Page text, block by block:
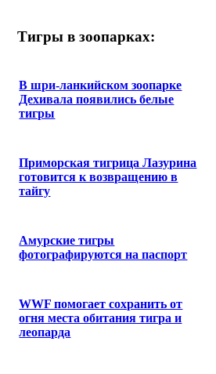
Тигры в зоопарках:
В шри-ланкийском зоопарке
Дехивала появились белые
тигры
Приморская тигрица Лазурина
готовится к возвращению в
тайгу
Амурские тигры
фотографируются на паспорт
WWF помогает сохранить от
огня места обитания тигра и
леопарда